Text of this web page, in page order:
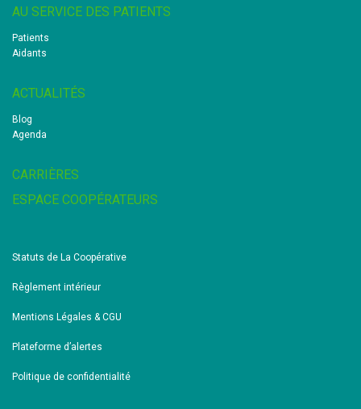
AU SERVICE DES PATIENTS
Patients
Aidants
ACTUALITÉS
Blog
Agenda
CARRIÈRES
ESPACE COOPÉRATEURS
Statuts de La Coopérative
Règlement intérieur
Mentions Légales & CGU
Plateforme d’alertes
Politique de confidentialité